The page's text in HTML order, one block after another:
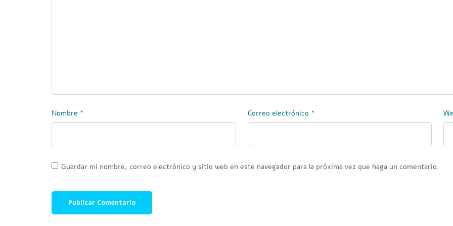
Nombre * Correo electrónico *
Guardar mi nombre, correo electrónico y sitio web en este navegador para la próxima vez que haga un comentario.